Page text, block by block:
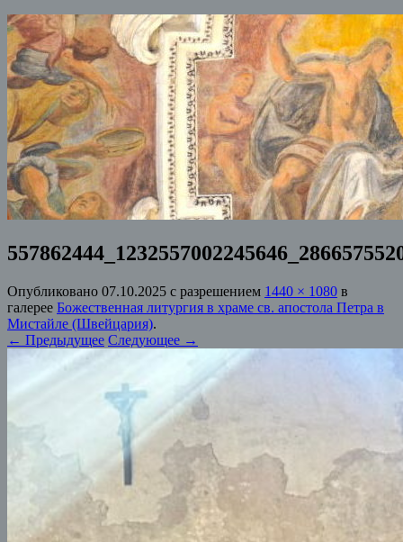
Опубликовано 07.10.2025 с разрешением 1440 × 1080 в
галерее Божественная литургия в храме св. апостола Петра в
Мистайле (Швейцария).
← Предыдущее Следующее →